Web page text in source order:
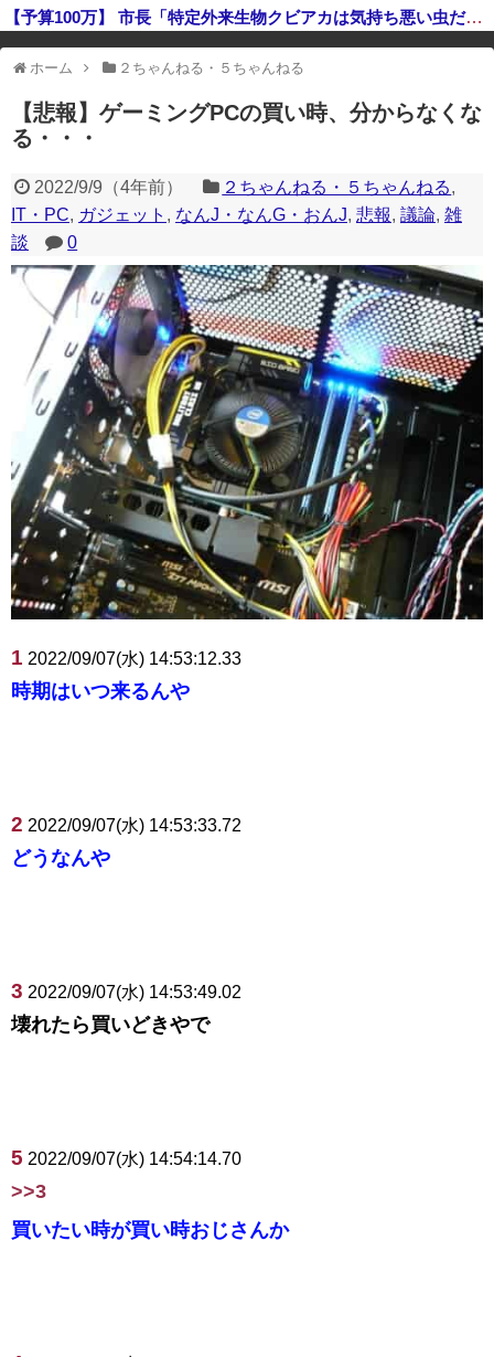
【予算100万】 市長「特定外来生物クビアカは気持ち悪い虫だしそんな需要ないと思う」1匹300円相当の報奨金→初日に42万取られ焦り
※アドブロック等の広告非表示プラグインやアドオンを利用している場合、
一部のコンテンツが表示されなくなったり、サイト全体のレイアウトが崩れ
たりする場合があります。
ホーム ２ちゃんねる・５ちゃんねる
【悲報】ゲーミングPCの買い時、分からなくな
る・・・
2022/9/9 （4年前） ２ちゃんねる・５ちゃんねる,
IT・PC, ガジェット , なんJ・なんG・おんJ, 悲報, 議論, 雑
談
0
1 2022/09/07(水) 14:53:12.33
時期はいつ来るんや
2 2022/09/07(水) 14:53:33.72
どうなんや
3 2022/09/07(水) 14:53:49.02
壊れたら買いどきやで
5 2022/09/07(水) 14:54:14.70
>>3
買いたい時が買い時おじさんか